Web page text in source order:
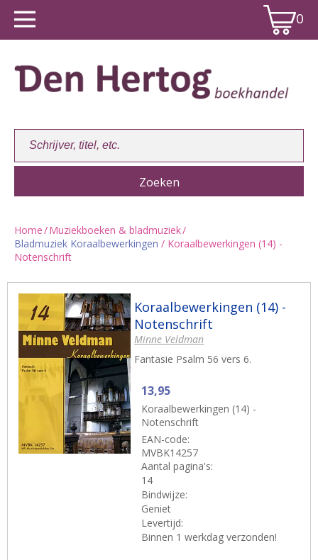
0
Winkelwagen:
Home/Muziekboeken & bladmuziek/
Bladmuziek Koraalbewerkingen / Koraalbewerkingen (14) -
Notenschrift
Koraalbewerkingen (14) -
Notenschrift
Minne Veldman
Fantasie Psalm 56 vers 6.
13,95
Koraalbewerkingen (14) -
Notenschrift
EAN-code:
MVBK14257
Aantal pagina's:
14
Bindwijze:
Geniet
Levertijd:
Binnen 1 werkdag verzonden!